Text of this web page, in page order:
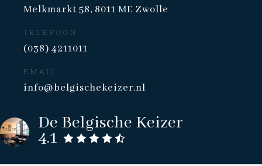
Belgische
Melkmarkt 58, 8011 ME Zwolle
TELEFOON
(038) 4211011
EMAIL
info@belgischekeizer.nl
Belgian
Bekijk
ons
menu
Yes
€22
Maandag
t\m
Donderdag:
Vrijdag
en
Zaterdag:
Zondag:
12:00
De Belgische Keizer
4.1